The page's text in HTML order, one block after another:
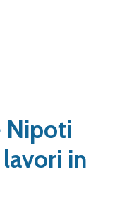
Nipoti
lavori in